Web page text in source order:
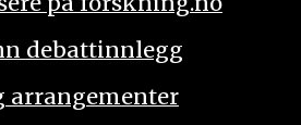
debattinnlegg
arrangementer